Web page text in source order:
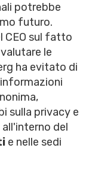
potrebbe
futuro.
CEO sul fatto
le
ha evitato di
sulla privacy e
del
e nelle sedi